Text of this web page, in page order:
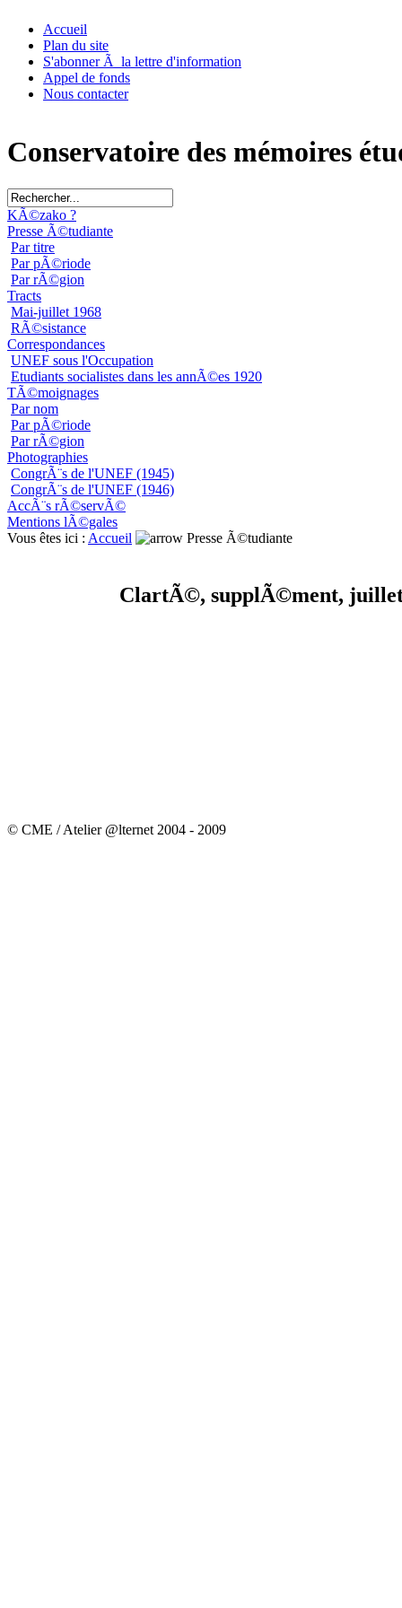
Accueil
Plan du site
S'abonner Ã la lettre d'information
Appel de fonds
Nous contacter
Conservatoire des mémoires
KÃ©zako ?
Presse Ã©tudiante
Par titre
Par pÃ©riode
Par rÃ©gion
Tracts
Mai-juillet 1968
RÃ©sistance
Correspondances
UNEF sous l'Occupation
Etudiants socialistes dans les annÃ©es 1920
TÃ©moignages
Par nom
Par pÃ©riode
Par rÃ©gion
Photographies
CongrÃ¨s de l'UNEF (1945)
CongrÃ¨s de l'UNEF (1946)
AccÃ¨s rÃ©servÃ©
Mentions lÃ©gales
Vous êtes ici : Accueil Presse Ã©tudiante
ClartÃ©, supplÃ©ment, juillet
© CME / Atelier @lternet 2004 - 2009